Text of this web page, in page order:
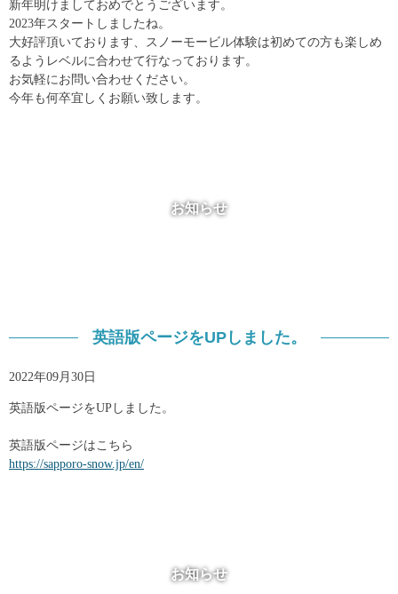
新年明けましておめでとうございます。
2023年スタートしましたね。
大好評頂いております、スノーモービル体験は初めての方も楽しめ
るようレベルに合わせて行なっております。
お気軽にお問い合わせください。
今年も何卒宜しくお願い致します。
お知らせ
英語版ページをUPしました。
2022年09月30日
英語版ページをUPしました。
英語版ページはこちら
https://sapporo-snow.jp/en/
お知らせ